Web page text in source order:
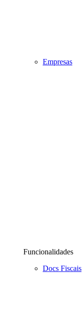
Empresas
Funcionalidades
Docs Fiscais